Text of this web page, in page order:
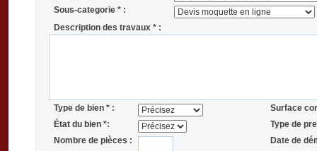
Sous-categorie * :
Description des travaux * :
Type de bien * :
Surface
État du bien *:
Type de
Nombre de pièces :
Date de